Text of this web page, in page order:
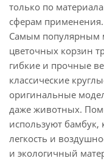
только по
сферам применения.
Самым популярным
цветочных корзин
гибкие и прочные
классические
оригинальные
даже животных.
используют
легкость и
и экологичный